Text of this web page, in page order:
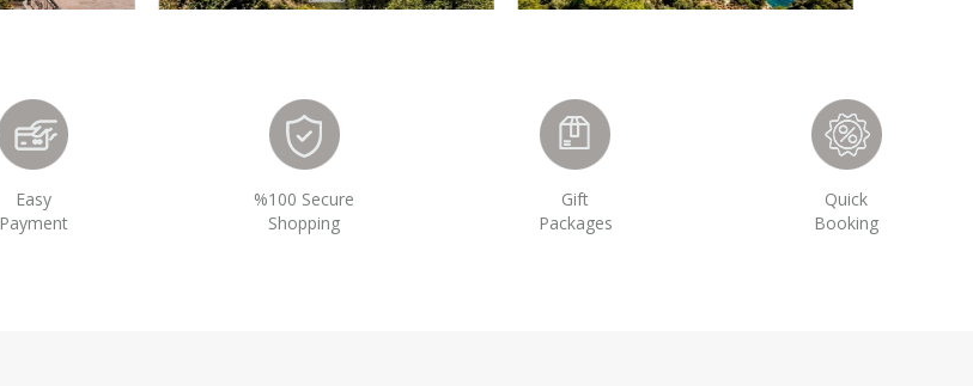
Easy
Payment
%100 Secure
Shopping
Gift
Packages
Quick
Booking